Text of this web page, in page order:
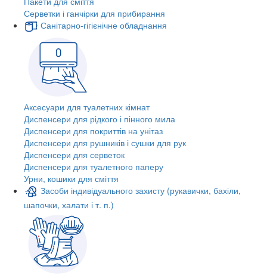
Серветки і ганчірки для прибирання
Санітарно-гігієнічне обладнання
Аксесуари для туалетних кімнат
Диспенсери для рідкого і пінного мила
Диспенсери для покриттів на унітаз
Диспенсери для рушників і сушки для рук
Диспенсери для серветок
Диспенсери для туалетного паперу
Урни, кошики для сміття
Засоби індивідуального захисту (рукавички, бахіли,
шапочки, халати і т. п.)